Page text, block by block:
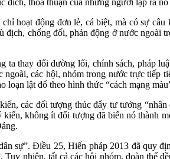
thỏa thuận của những người lập ra
hoạt động đơn lẻ, cá biệt, mà có sự
chống đối, phản động ở nước ngoài
thay đổi đường lối, chính sách, pháp
các hội, nhóm trong nước trực tiếp
lật đổ theo hình thức “cách mạng
các đối tượng thúc đẩy tư tưởng
không ít đối tượng đã biến nó thành
sự”. Điều 25, Hiến pháp 2013 đã quy
nhiên, tất cả các hội nhóm, đoàn thể